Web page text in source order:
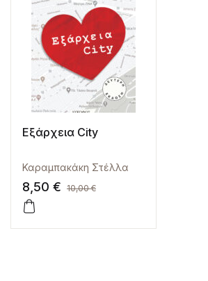
Εξάρχεια City
Καραμπακάκη Στέλλα
8,50 € 10,00€